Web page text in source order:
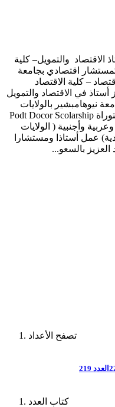
والتمويل– كلية
اقتصادي بجامعة
– كلية الاقتصاد
أستاذ في الاقتصاد والتمويل
نيوهامبشير بالولايات
المتحدة في مهام علمية بعد الدكتوراة Podt Docor Scolarship
وأجنبية ( الولايات
عمل أستاذا ومستشارا
العزيز بالسعو...
تصفح الأعداد
العدد 219
كتاب العدد